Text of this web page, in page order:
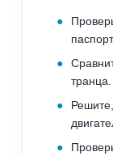
транца.